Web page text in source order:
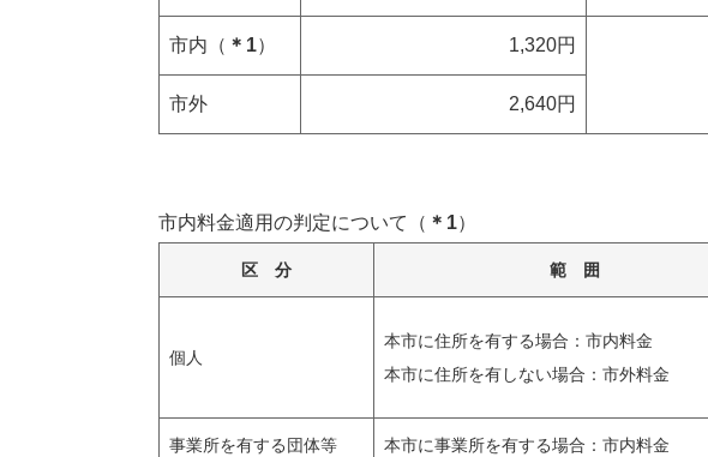
市内（ ＊1）
1,320円
市外
2,640円
市内料金適用の判定について（ ＊1）
区 分 範 囲
個人
本市に住所を有する場合：市内料金
本市に住所を有しない場合：市外料金
事業所を有する団体等
本市に事業所を有する場合：市内料金